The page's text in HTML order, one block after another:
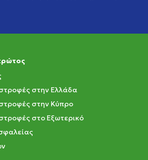
στην Ελλάδα
στην Κύπρο
στο Εξωτερικό